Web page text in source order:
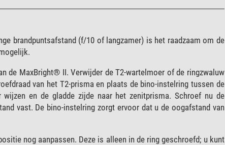
brandpuntsafstand (f/10 of langzamer) is het raadzaam om de
de MaxBright® II. Verwijder de T2-wartelmoer of de ringzwaluw
van het T2-prisma en plaats de bino-instelring tussen de
en de gladde zijde naar het zenitprisma. Schroef nu de
vast. De bino-instelring zorgt ervoor dat u de oogafstand van
nog aanpassen. Deze is alleen in de ring geschroefd; u kunt